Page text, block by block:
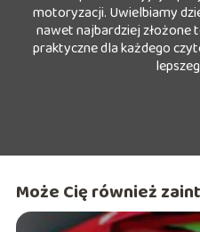
motoryzacji. Uwielbiamy
nawet najbardziej złożone
praktyczne dla każdego
Może Cię również